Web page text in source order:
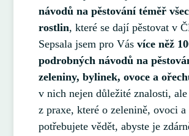
návodů na pěstování téměř
rostlin, které se dají pěstovat v
Sepsala jsem pro Vás více něž
podrobných návodů na
zeleniny, bylinek, ovoce a
v nich nejen důležité znalosti,
z praxe, které o zelenině, ovoci
potřebujete vědět, abyste je